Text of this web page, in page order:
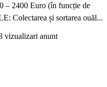
– 2400 Euro (în funcție de
Colectarea și sortarea ouăl...
vizualizari anunt